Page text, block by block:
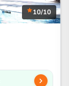
10/10